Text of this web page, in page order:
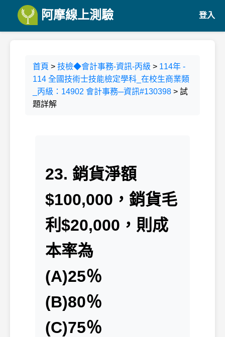
阿摩線上測驗 登入
首頁 > 技檢◆會計事務-資訊-丙級 > 114年 -
114 全國技術士技能檢定學科_在校生商業類
_丙級：14902 會計事務─資訊#130398 > 試
題詳解
23. 銷貨淨額
$100,000，銷貨毛
利$20,000，則成
本率為
(A)25％
(B)80％
(C)75％